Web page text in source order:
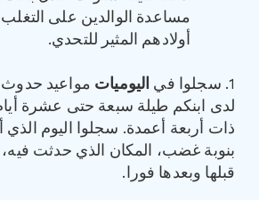
مساعدة الوالدين على
أولادهم المثير للتحدي.
1. سجلوا في اليوميات مواعيد
لدى ابنكم طيلة سبعة حتى عشرة
ذات أربعة أعمدة. سجلوا اليوم الذي
بنوبة غضب، المكان الذي حدثت
قبلها وبعدها فورا.